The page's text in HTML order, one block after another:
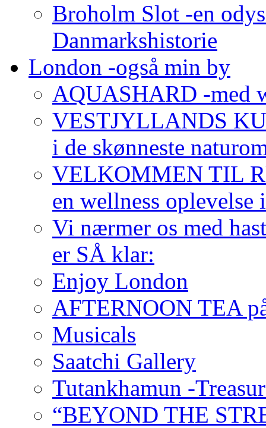
Broholm Slot -en
Danmarkshistorie
London -også min by
AQUASHARD -med
VESTJYLLANDS
i de skønneste
VELKOMMEN TIL
en wellness
Vi nærmer os med
er SÅ klar:
Enjoy London
AFTERNOON TEA
Musicals
Saatchi Gallery
Tutankhamun -
“BEYOND THE